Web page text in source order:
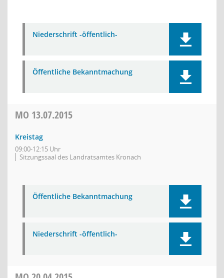
Niederschrift -öffentlich-
Öffentliche Bekanntmachung
MO 13.07.2015
Kreistag
09:00-12:15 Uhr
Sitzungssaal des Landratsamtes Kronach
Öffentliche Bekanntmachung
Niederschrift -öffentlich-